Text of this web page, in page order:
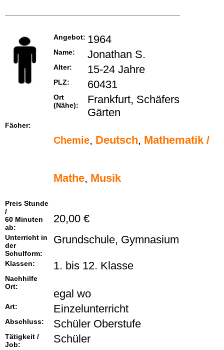
Angebot: 1964
Name: Jonathan S.
Alter: 15-24 Jahre
PLZ: 60431
Ort
(Nähe):
Frankfurt, Schäfers
Gärten
Fächer:
Chemie, Deutsch, Mathematik /
Mathe, Musik
Preis Stunde
/
60 Minuten
ab:
20,00 €
Unterricht in
der
Schulform:
Grundschule, Gymnasium
Klassen: 1. bis 12. Klasse
Nachhilfe
Ort:
egal wo
Art: Einzelunterricht
Abschluss: Schüler Oberstufe
Tätigkeit /
Job:
Schüler